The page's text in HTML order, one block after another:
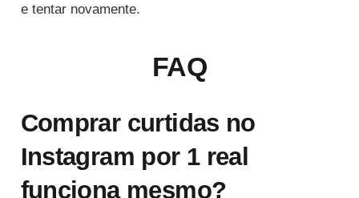
e tentar novamente.
FAQ
Comprar curtidas no
Instagram por 1 real
funciona mesmo?